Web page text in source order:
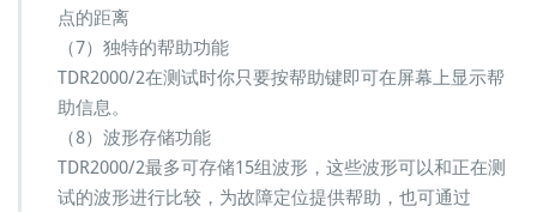
点的距离
（7）独特的帮助功能
TDR2000/2在测试时你只要按帮助键即可在屏幕上显示帮
助信息。
（8）波形存储功能
TDR2000/2最多可存储15组波形，这些波形可以和正在测
试的波形进行比较，为故障定位提供帮助，也可通过